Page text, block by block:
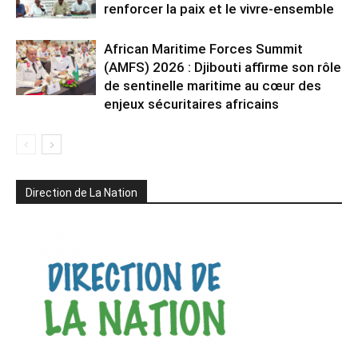
renforcer la paix et le vivre-ensemble
African Maritime Forces Summit
(AMFS) 2026 : Djibouti affirme son rôle
de sentinelle maritime au cœur des
enjeux sécuritaires africains
Direction de La Nation